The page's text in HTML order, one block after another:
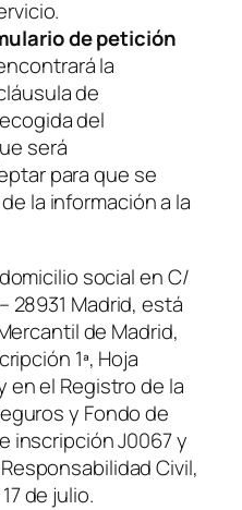
de petición
la
de
del
será
para que se
la información a la
social en C/
28931 Madrid, está
de Madrid,
1ª, Hoja
en el Registro de la
y Fondo de
inscripción J0067 y
Civil,
de julio.